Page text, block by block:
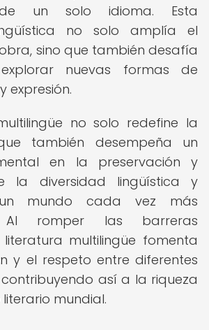
de un solo idioma. Esta
no solo amplía el
sino que también desafía
nuevas formas de
expresión.
no solo redefine la
también desempeña un
en la preservación y
la diversidad lingüística y
mundo cada vez más
Al romper las barreras
literatura multilingüe fomenta
y el respeto entre diferentes
así a la riqueza
mundial.